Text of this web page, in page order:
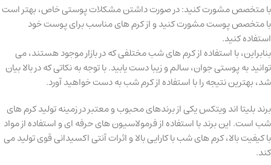
با متخصص مشورت کنید: در صورت داشتن مشکلات پوستی خاص، بهتر است
با متخصص پوست مشورت کنید و از کرم های مناسب برای پوست خود
استفاده کنید.
بنابراین، با استفاده از کرم های شب مختلفی که در بازار موجود هستند، می
توانید به پوستی جوان، سالم و زیبا دست یابید. با توجه به نکاتی که در بالا بیان
شد، بهترین نتیجه را با استفاده از کرم شب به دست خواهید آورد.
برند بلیتا اند ویتکس یکی از برندهای محبوب و معتبر در زمینه تولید کرم های
شب است. این برند با استفاده از فرمولاسیون های حرفه ای و استفاده از مواد
با کیفیت بالا، کرم های شب با کارایی بالا و اثرات آنتی اکسیدانی قوی تولید می
کند.